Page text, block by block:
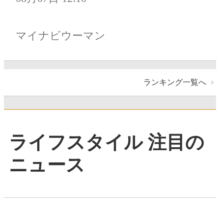
マイナビウーマン
ランキング一覧へ
ライフスタイル 注目の
ニュース